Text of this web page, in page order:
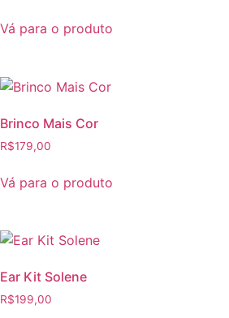
Vá para o produto
Brinco Mais Cor
R$179,00
Vá para o produto
Ear Kit Solene
R$199,00